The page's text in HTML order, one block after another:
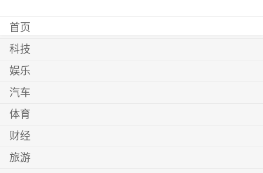
首页
科技
娱乐
汽车
体育
财经
旅游